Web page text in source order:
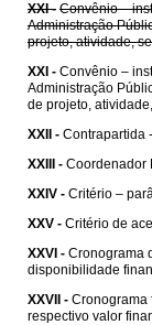
XXI - Convênio –
Administração
projeto, atividade,
XXI - Convênio –
Administração
de projeto,
XXII - Contrapartida
XXIII - Coordenador
XXIV - Critério –
XXV - Critério de
XXVI - Cronograma
disponibilidade
XXVII - Cronograma
respectivo valor